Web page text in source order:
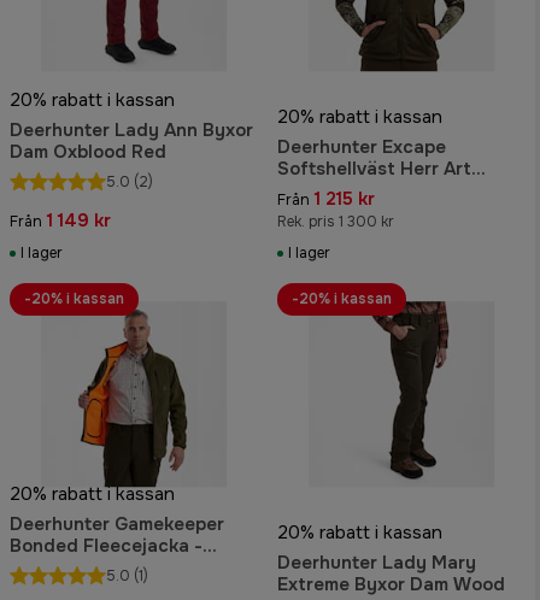
20% rabatt i kassan
Deerhunter Lady Ann Byxor
Dam Oxblood Red
5.0 (2)
Från 1 149 kr
I lager
20% rabatt i kassan
Deerhunter Excape
Softshellväst Herr Art
Green
Från 1 215 kr
Rek. pris 1 300 kr
I lager
20% rabatt i kassan
Deerhunter Gamekeeper
Bonded Fleecejacka -
vändbar Herr Orange
5.0 (1)
-20% i kassan
20% rabatt i kassan
Deerhunter Lady Mary
Extreme Byxor Dam Wood
-20% i kassan